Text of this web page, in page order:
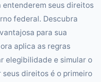
seus direitos
federal. Descubra
para sua
aplica as regras
elegibilidade e simular o
direitos é o primeiro